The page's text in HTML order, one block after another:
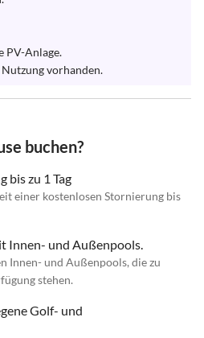
PV-Anlage.
vorhanden.
buchen?
bis zu 1 Tag
einer kostenlosen Stornierung bis
Innen- und Außenpools.
Innen- und Außenpools, die zu
stehen.
Golf- und